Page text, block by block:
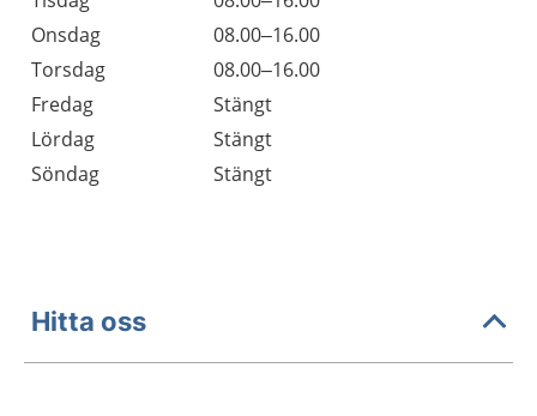
Onsdag
08.00–16.00
Torsdag
08.00–16.00
Fredag
Stängt
Lördag
Stängt
Söndag
Stängt
Hitta oss